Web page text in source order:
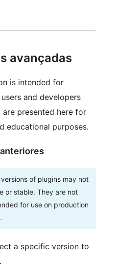
avançadas
is intended for
and developers
are presented here for
educational purposes.
of plugins may not
or stable. They are not
for use on production
a specific version to